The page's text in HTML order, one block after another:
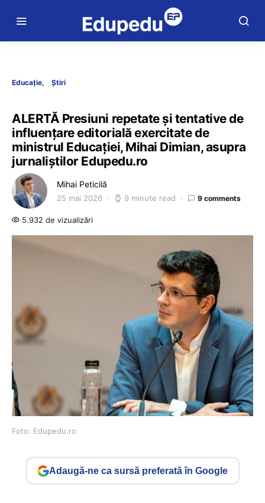
Educație Știri
ALERTĂ Presiuni repetate și tentative de
influențare editorială exercitate de
ministrul Educației, Mihai Dimian, asupra
jurnaliștilor Edupedu.ro
Mihai Peticilă
25 mai 2026 9 minute read 9 comments
5.932 de vizualizări
Foto: Edupedu.ro
Adaugă-ne ca sursă preferată în Google